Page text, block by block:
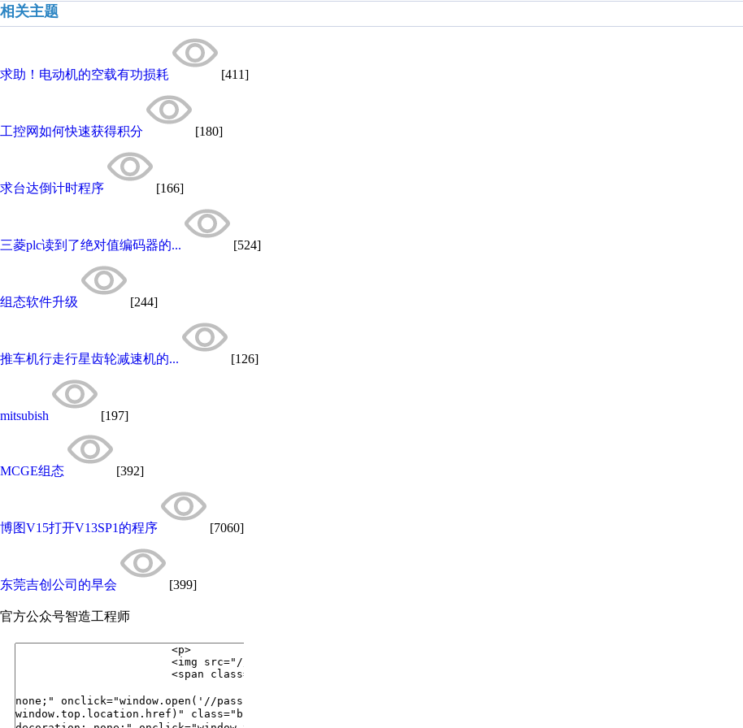
相关主题
求助！电动机的空载有功损耗 [411]
工控网如何快速获得积分 [180]
求台达倒计时程序 [166]
三菱plc读到了绝对值编码器的... [524]
组态软件升级 [244]
推车机行走行星齿轮减速机的... [126]
mitsubish [197]
MCGE组态 [392]
博图V15打开V13SP1的程序 [7060]
东莞吉创公司的早会 [399]
官方公众号智造工程师